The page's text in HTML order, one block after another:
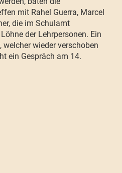
mit Rahel Guerra, Marcel
die im Schulamt
der Lehrpersonen. Ein
wieder verschoben
ein Gespräch am 14.